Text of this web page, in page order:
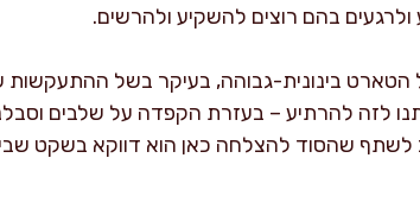
ולרגעים בהם רוצים להשקיע ולהרשים.
בינונית-גבוהה, בעיקר בשל ההתעקשות
לזה להרתיע – בעזרת הקפדה על שלבים
לשתף שהסוד להצלחה כאן הוא דווקא בשקט